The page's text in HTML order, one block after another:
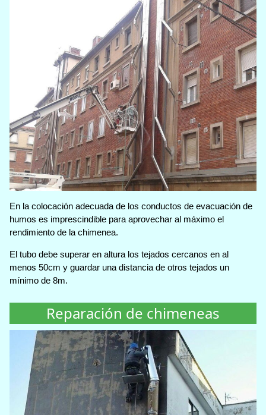
En la colocación adecuada de los conductos de evacuación de
humos es imprescindible para aprovechar al máximo el
rendimiento de la chimenea.
El tubo debe superar en altura los tejados cercanos en al
menos 50cm y guardar una distancia de otros tejados un
mínimo de 8m.
Reparación de chimeneas